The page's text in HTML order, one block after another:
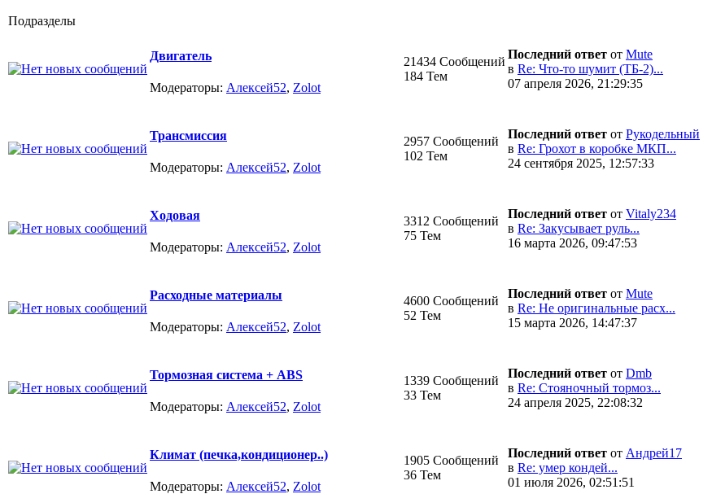
Подразделы
Двигатель
Модераторы: Алексей52, Zolot
21434 Сообщений
184 Тем
Последний ответ от Mute
в Re: Что-то шумит (ТБ-2)...
07 апреля 2026, 21:29:35
Трансмиссия
Модераторы: Алексей52, Zolot
2957 Сообщений
102 Тем
Последний ответ от Рукодельный
в Re: Грохот в коробке МКП...
24 сентября 2025, 12:57:33
Ходовая
Модераторы: Алексей52, Zolot
3312 Сообщений
75 Тем
Последний ответ от Vitaly234
в Re: Закусывает руль...
16 марта 2026, 09:47:53
Расходные материалы
Модераторы: Алексей52, Zolot
4600 Сообщений
52 Тем
Последний ответ от Mute
в Re: Не оригинальные расх...
15 марта 2026, 14:47:37
Тормозная система + ABS
Модераторы: Алексей52, Zolot
1339 Сообщений
33 Тем
Последний ответ от Dmb
в Re: Стояночный тормоз...
24 апреля 2025, 22:08:32
Климат (печка,кондиционер..)
Модераторы: Алексей52, Zolot
1905 Сообщений
36 Тем
Последний ответ от Андрей17
в Re: умер кондей...
01 июля 2026, 02:51:51